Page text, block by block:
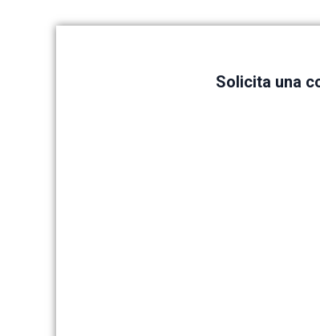
Solicita una